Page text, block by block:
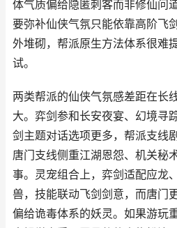
体气质偏给隐匿刺客而非修仙问
要弥补仙侠气氛只能依靠高阶飞
外堆砌，帮派原生方法体系很难
试。
两类帮派的仙侠气氛感差距在长
大。弈剑参和长安夜宴、幻境寻
剑主题对话选项更多，帮派支线
唐门支线侧重江湖恩怨、机关秘
事。灵宠组合上，弈剑适配应龙
兽，技能联动飞剑剑意，而唐门
偏给诡毒体系的妖灵。如果游玩